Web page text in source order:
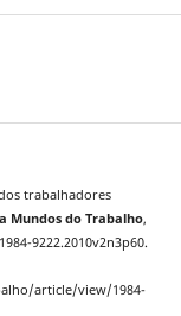
trabalhadores
Mundos do Trabalho,
9222.2010v2n3p60.
article/view/1984-